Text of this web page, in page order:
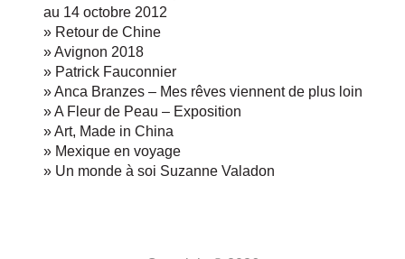
au 14 octobre 2012
» Retour de Chine
» Avignon 2018
» Patrick Fauconnier
» Anca Branzes – Mes rêves viennent de plus loin
» A Fleur de Peau – Exposition
» Art, Made in China
» Mexique en voyage
» Un monde à soi Suzanne Valadon